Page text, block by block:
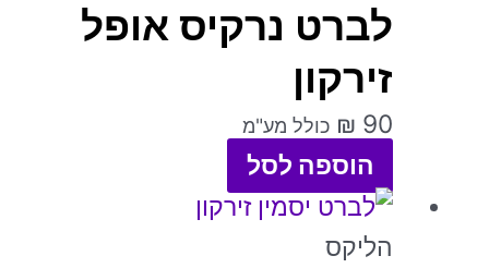
בעמוד
המוצר
לברט נרקיס אופל
זירקון
₪ 90 כולל מע"מ
הוספה לסל
הליקס
למוצר
זה